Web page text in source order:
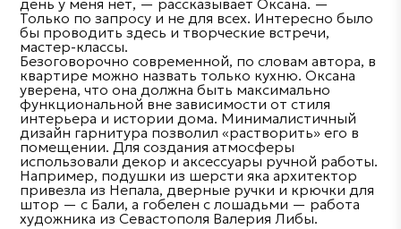
день у меня нет, — рассказывает Оксана. —
Только по запросу и не для всех. Интересно было
бы проводить здесь и творческие встречи,
мастер-классы.
Безоговорочно современной, по словам автора, в
квартире можно назвать только кухню. Оксана
уверена, что она должна быть максимально
функциональной вне зависимости от стиля
интерьера и истории дома. Минималистичный
дизайн гарнитура позволил «растворить» его в
помещении. Для создания атмосферы
использовали декор и аксессуары ручной работы.
Например, подушки из шерсти яка архитектор
привезла из Непала, дверные ручки и крючки для
штор — с Бали, а гобелен с лошадьми — работа
художника из Севастополя Валерия Либы.